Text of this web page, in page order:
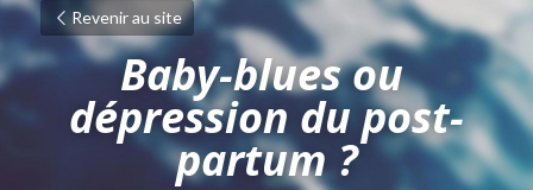
Revenir au site
Baby-blues ou
dépression du post-
partum ?